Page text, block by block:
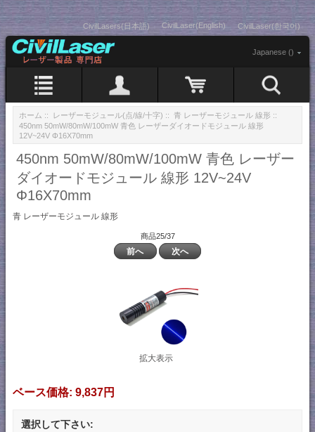
CivilLasers(日本語) CivilLaser(English) CivilLaser(한국어)
Japanese ()
ホーム :: レーザーモジュール(点/線/十字) :: 青 レーザーモジュール 線形 ::
450nm 50mW/80mW/100mW 青色 レーザーダイオードモジュール 線形
12V~24V Φ16X70mm
450nm 50mW/80mW/100mW 青色 レーザー
ダイオードモジュール 線形 12V~24V
Φ16X70mm
青 レーザーモジュール 線形
商品25/37
前へ 次へ
拡大表示
ベース価格: 9,837円
選択して下さい: